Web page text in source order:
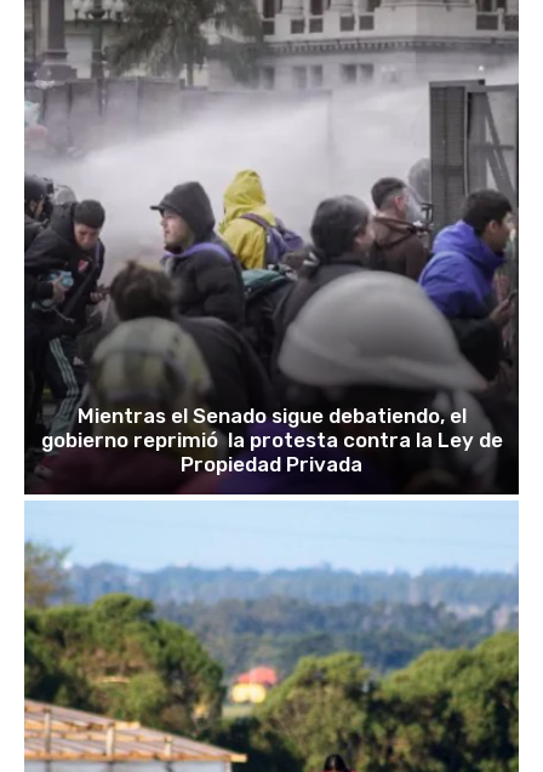
Mientras el Senado sigue debatiendo, el
gobierno reprimió la protesta contra la Ley de
Propiedad Privada